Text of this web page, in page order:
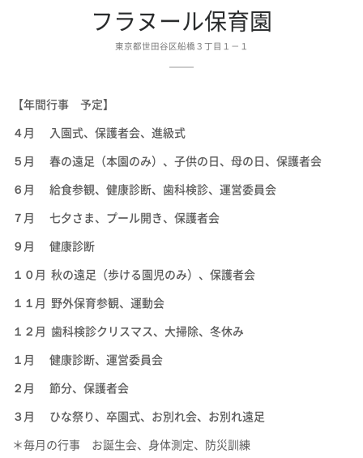
フラヌール保育園
東京都世田谷区船橋３丁目１－１
【年間行事 予定】
４月
入園式、保護者会、進級式
５月
春の遠足（本園のみ）、子供の日、母の日、保護者会
６月
給食参観、健康診断、歯科検診、運営委員会
７月
七夕さま、プール開き、保護者会
９月
健康診断
１０月 秋の遠足（歩ける園児のみ）、保護者会
１１月 野外保育参観、運動会
１２月 歯科検診クリスマス、大掃除、冬休み
１月
健康診断、運営委員会
２月
節分、保護者会
３月
ひな祭り、卒園式、お別れ会、お別れ遠足
＊毎月の行事 お誕生会、身体測定、防災訓練